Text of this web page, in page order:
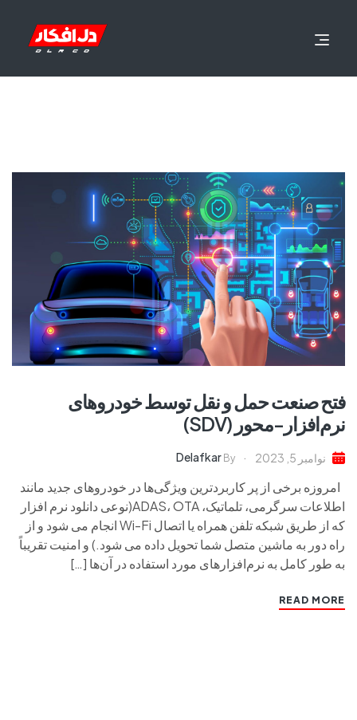
فتح صنعت حمل و نقل توسط خودروهای
نرم‌افزار-محور (SDV)
نوامبر 5, 2023 By
Delafkar
امروزه برخی از پر کاربردترین ویژگی‌ها در خودروهای جدید مانند
اطلاعات سرگرمی، تلماتیک، ADAS، OTA(نوعی دانلود نرم افزار
که از طریق شبکه تلفن همراه یا اتصال Wi-Fi انجام می شود و از
راه دور به ماشین متصل شما تحویل داده می شود.) و امنیت تقریباً
به طور کامل به نرم‌افزارهای مورد استفاده در آن‌ها […]
READ MORE